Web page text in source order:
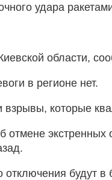
удара
области,
в регионе нет.
которые
отмене
отключения будут